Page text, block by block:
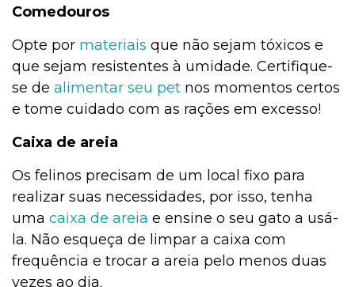
Comedouros
Opte por materiais que não sejam tóxicos e
que sejam resistentes à umidade. Certifique-
se de alimentar seu pet nos momentos certos
e tome cuidado com as rações em excesso!
Caixa de areia
Os felinos precisam de um local fixo para
realizar suas necessidades, por isso, tenha
uma caixa de areia e ensine o seu gato a usá-
la. Não esqueça de limpar a caixa com
frequência e trocar a areia pelo menos duas
vezes ao dia.